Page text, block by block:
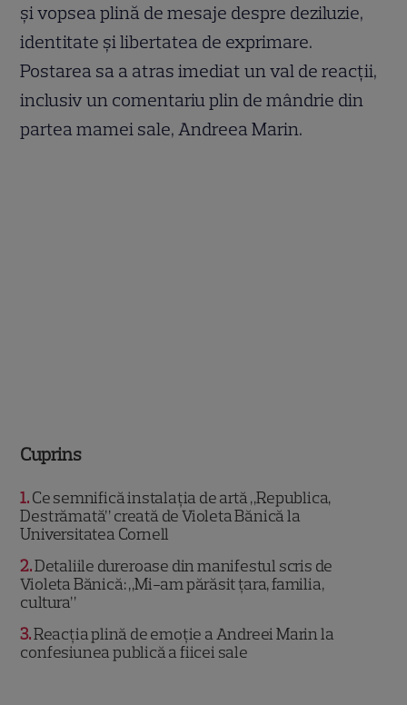
și vopsea plină de mesaje despre deziluzie,
identitate și libertatea de exprimare.
Postarea sa a atras imediat un val de reacții,
inclusiv un comentariu plin de mândrie din
partea mamei sale, Andreea Marin.
Cuprins
1 Ce semnifică instalația de artă „Republica,
Destrămată” creată de Violeta Bănică la
Universitatea Cornell
2 Detaliile dureroase din manifestul scris de
Violeta Bănică: „Mi-am părăsit țara, familia,
cultura”
3 Reacția plină de emoție a Andreei Marin la
confesiunea publică a fiicei sale